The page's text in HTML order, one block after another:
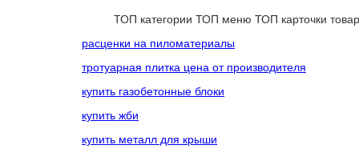
ТОП категории ТОП меню ТОП карточки
расценки на пиломатериалы
тротуарная плитка цена от производителя
купить газобетонные блоки
купить жби
купить металл для крыши